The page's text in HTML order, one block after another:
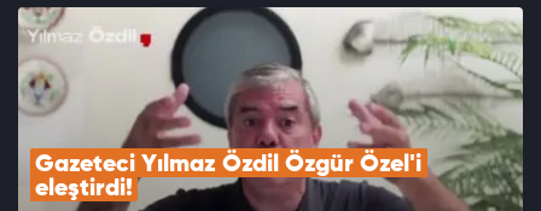
Gazeteci Yılmaz Özdil Özgür Özel'i
eleştirdi!